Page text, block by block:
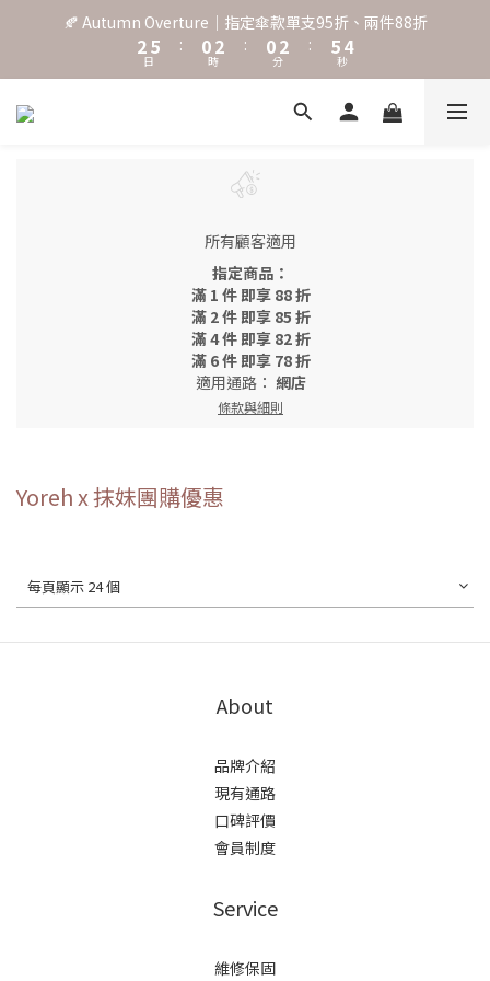
˖⋆꙳𝜗𝜚꙳. Shefa 沃野棕4款 全新上市˖⋆꙳𝜗𝜚꙳
🍂 Autumn Overture｜指定傘款單支95折、兩件88折
3
2
1
6
5
4
日
:
1
0
3
2
1
時
:
1
0
3
2
1
分
:
6
5
4
2
5
4
3
1
秒
‧⁺ ⊹˚. 台灣地區任選兩支傘免運 ⁺ ⊹˚.
˖⋆꙳𝜗𝜚꙳. Shefa 沃野棕4款 全新上市˖⋆꙳𝜗𝜚꙳
所有顧客適用
指定商品：
滿 1 件 即享 88 折
滿 2 件 即享 85 折
滿 4 件 即享 82 折
滿 6 件 即享 78 折
適用通路： 網店
條款與細則
Yoreh x 抹妹團購優惠
每頁顯示 24 個
About
品牌介紹
現有通路
口碑評價
會員制度
Service
維修保固